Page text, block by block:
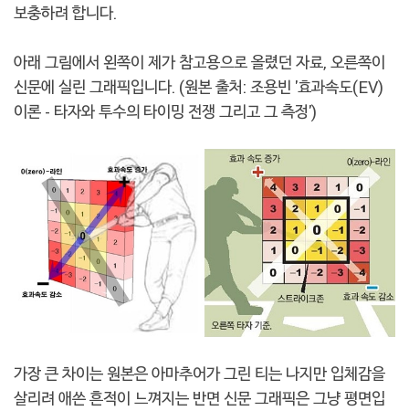
보충하려 합니다.
아래 그림에서 왼쪽이 제가 참고용으로 올렸던 자료, 오른쪽이
신문에 실린 그래픽입니다. (원본 출처: 조용빈 '효과속도(EV)
이론 - 타자와 투수의 타이밍 전쟁 그리고 그 측정')
가장 큰 차이는 원본은 아마추어가 그린 티는 나지만 입체감을
살리려 애쓴 흔적이 느껴지는 반면 신문 그래픽은 그냥 평면입